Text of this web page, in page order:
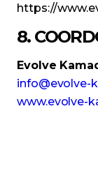
https://
8.
Evolve
info@evolve-
www.evolve-